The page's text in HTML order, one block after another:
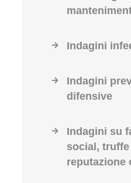
Indagini
Indagini
difensive
Indagini su
social,
reputazione